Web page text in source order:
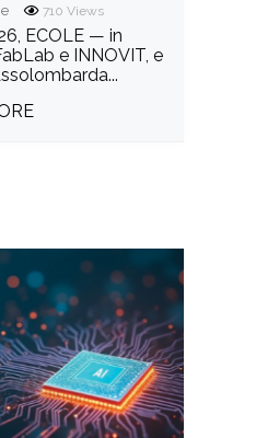
710 Views
ECOLE — in
e INNOVIT, e